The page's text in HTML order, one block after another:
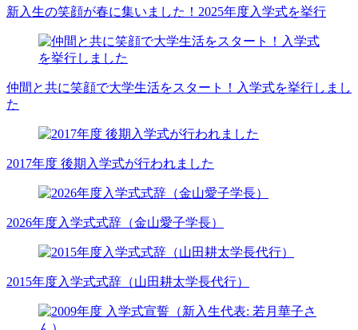
新入生の笑顔が春に集いました！2025年度入学式を挙行
仲間と共に笑顔で大学生活をスタート！入学式を挙行しまし
た
2017年度 後期入学式が行われました
2026年度入学式式辞（金山愛子学長）
2015年度入学式式辞（山田耕太学長代行）